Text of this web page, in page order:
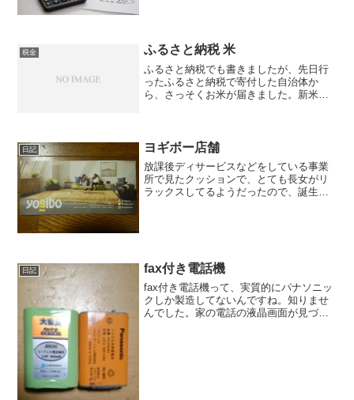
として給料から天引きされ...
税金 ふるさと納税 米
ふるさと納税でも書きましたが、先日行
ったふるさと納税で寄付した自治体か
ら、さっそくお米が届きました。新米で
ックを受けてます。私の場合...
日記 ヨギボー店舗
放課後ディサービスなどをしている事業
所で見たクッションで、とても長女がリ
ラックスしてるようだったので、誕生日
日記 fax付き電話機
fax付き電話機って、実質的にパナソニッ
クしか製造してないんですね。知りませ
んでした。家の電話の液晶画面が見づら